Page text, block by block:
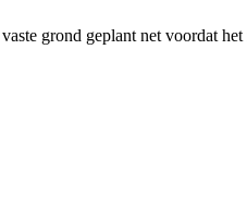
grond geplant net voordat